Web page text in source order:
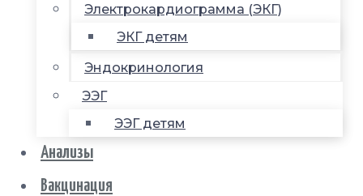
Электрокардиограмма (ЭКГ)
ЭКГ детям
Эндокринология
ЭЭГ
ЭЭГ детям
Анализы
Вакцинация